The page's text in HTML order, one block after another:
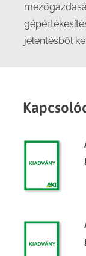
jelentésből